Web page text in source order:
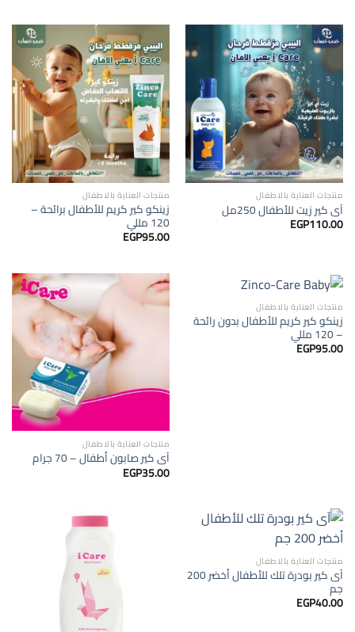
منتجات العناية بالاطفال
آى كير زيت للأطفال 250مل
EGP110.00
منتجات العناية بالاطفال
زينكو كير كريم للأطفال برائحة –
120 مللي
EGP95.00
منتجات العناية بالاطفال
زينكو كير كريم للأطفال بدون رائحة
– 120 مللي
EGP95.00
منتجات العناية بالاطفال
آى كير صابون أطفال – 70 جرام
EGP35.00
منتجات العناية بالاطفال
آى كير بودرة تلك للأطفال أخضر 200
جم
EGP40.00